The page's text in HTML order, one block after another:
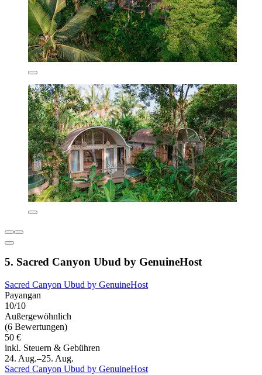
5. Sacred Canyon Ubud by GenuineHost
Sacred Canyon Ubud by GenuineHost
Payangan
10/10
Außergewöhnlich
(6 Bewertungen)
50 €
inkl. Steuern & Gebühren
24. Aug.–25. Aug.
Sacred Canyon Ubud by GenuineHost